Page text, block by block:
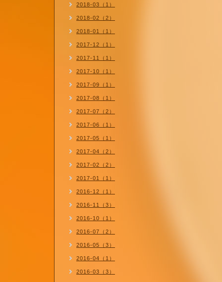
2018-03（1）
2018-02（2）
2018-01（1）
2017-12（1）
2017-11（1）
2017-10（1）
2017-09（1）
2017-08（1）
2017-07（2）
2017-06（1）
2017-05（1）
2017-04（2）
2017-02（2）
2017-01（1）
2016-12（1）
2016-11（3）
2016-10（1）
2016-07（2）
2016-05（3）
2016-04（1）
2016-03（3）